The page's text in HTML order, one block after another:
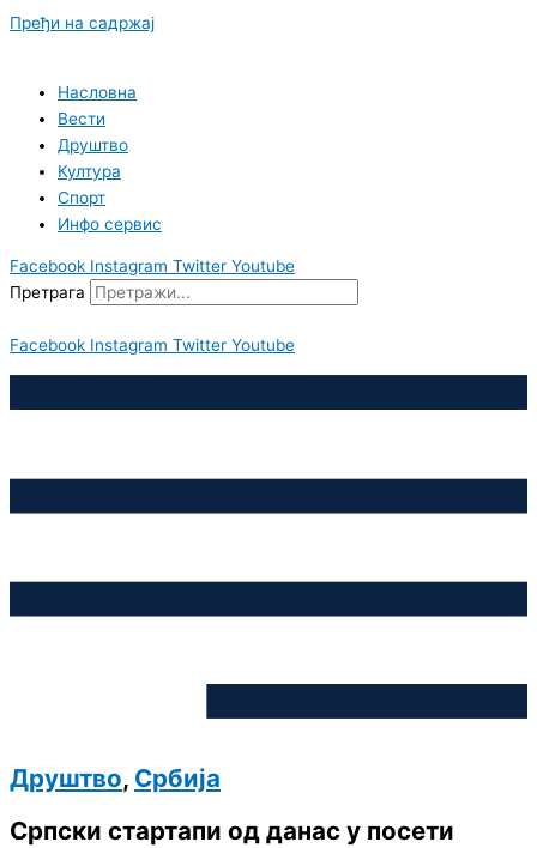
Пређи на садржај
Насловна
Вести
Друштво
Култура
Спорт
Инфо сервис
Facebook Instagram Twitter Youtube
Претрага
Facebook Instagram Twitter Youtube
Друштво, Србија
Српски стартапи од данас у посети